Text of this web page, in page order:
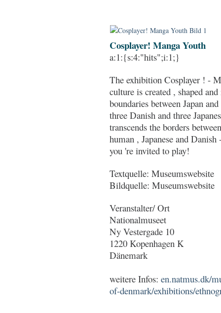
Cosplayer! Manga Youth
a:1:{s:4:"hits";i:1;}
The exhibition Cosplayer ! -
culture is created , shaped
boundaries between Japan
three Danish and three
transcends the borders
human , Japanese and
you 're invited to play!
Textquelle: Museumswebsite
Bildquelle: Museumswebsite
Veranstalter/ Ort
Nationalmuseet
Ny Vestergade 10
1220 Kopenhagen K
Dänemark
weitere Infos:en.natmus.dk/
of-denmark/exhibitions/